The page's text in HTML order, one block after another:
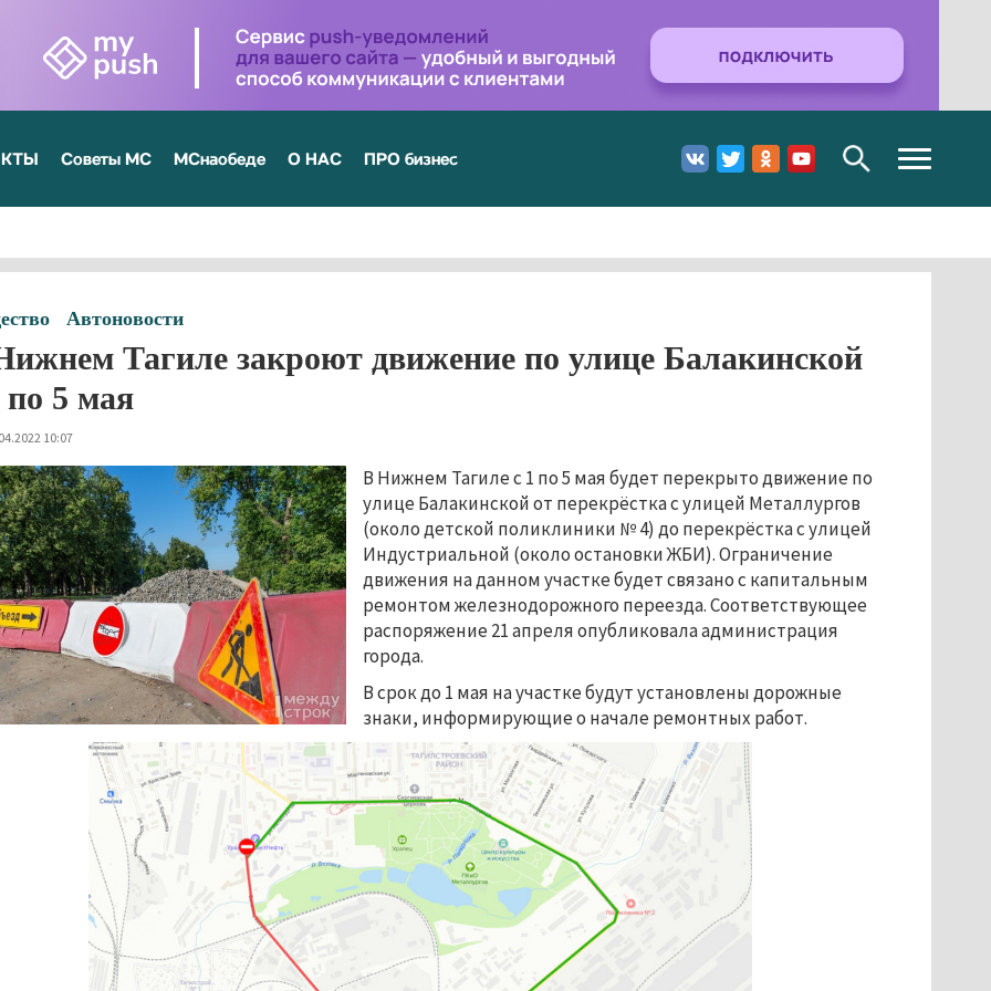
Советы МС МСнаобеде О НАС ПРО бизнес
Toggle
navigation
Автоновости
Тагиле закроют движение по улице Балакинской
по 5 мая
10:07
В Нижнем Тагиле с 1 по 5 мая будет перекрыто движение по
улице Балакинской от перекрёстка с улицей Металлургов
(около детской поликлиники № 4) до перекрёстка с улицей
Индустриальной (около остановки ЖБИ). Ограничение
движения на данном участке будет связано с капитальным
ремонтом железнодорожного переезда. Соответствующее
распоряжение 21 апреля опубликовала администрация
города.
В срок до 1 мая на участке будут установлены дорожные
знаки, информирующие о начале ремонтных работ.